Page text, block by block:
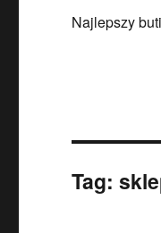
Najlepszy
Tag: